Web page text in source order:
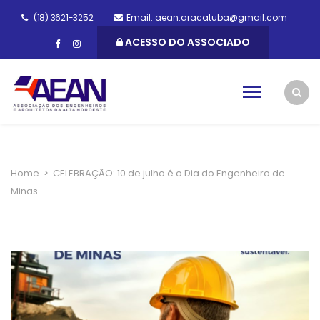
(18) 3621-3252 Email: aean.aracatuba@gmail.com
ACESSO DO ASSOCIADO
Home > CELEBRAÇÃO: 10 de julho é o Dia do Engenheiro de
Minas